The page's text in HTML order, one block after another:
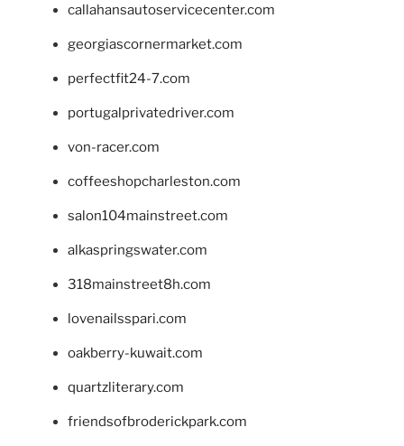
callahansautoservicecenter.com
georgiascornermarket.com
perfectfit24-7.com
portugalprivatedriver.com
von-racer.com
coffeeshopcharleston.com
salon104mainstreet.com
alkaspringswater.com
318mainstreet8h.com
lovenailsspari.com
oakberry-kuwait.com
quartzliterary.com
friendsofbroderickpark.com